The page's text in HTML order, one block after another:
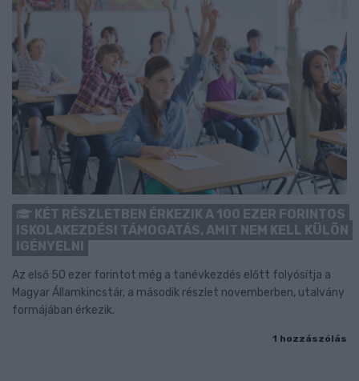
KÉT RÉSZLETBEN ÉRKEZIK A 100 EZER FORINTOS
ISKOLAKEZDÉSI TÁMOGATÁS, AMIT NEM KELL KÜLÖN
IGÉNYELNI
Az első 50 ezer forintot még a tanévkezdés előtt folyósítja a
Magyar Államkincstár, a második részlet novemberben, utalvány
formájában érkezik.
1 hozzászólás